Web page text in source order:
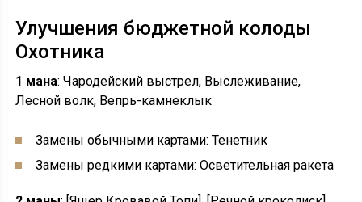
Улучшения бюджетной колоды
Охотника
1 мана: Чародейский выстрел, Выслеживание,
Лесной волк, Вепрь-камнеклык
Замены обычными картами: Тенетник
Замены редкими картами: Осветительная ракета